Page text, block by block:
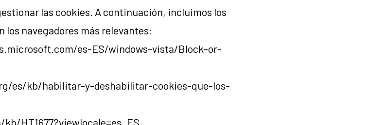
las cookies. A continuación, incluimos los
navegadores más relevantes:
es-ES/windows-vista/Block-or-
es/kb/habilitar-y-deshabilitar-cookies-que-los-
HT1677?viewlocale=es_ES